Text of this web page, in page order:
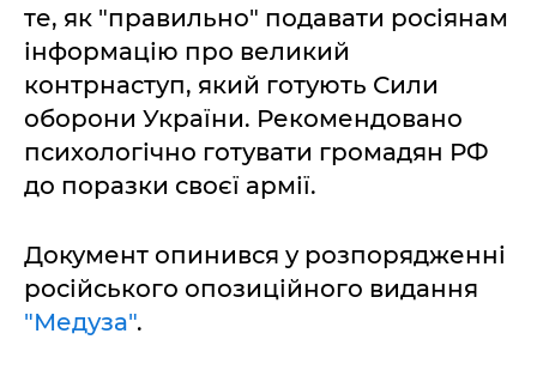
те, як "правильно" подавати росіянам
інформацію про великий
контрнаступ, який готують Сили
оборони України. Рекомендовано
психологічно готувати громадян РФ
до поразки своєї армії.
Документ опинився у розпорядженні
російського опозиційного видання
"Медуза".